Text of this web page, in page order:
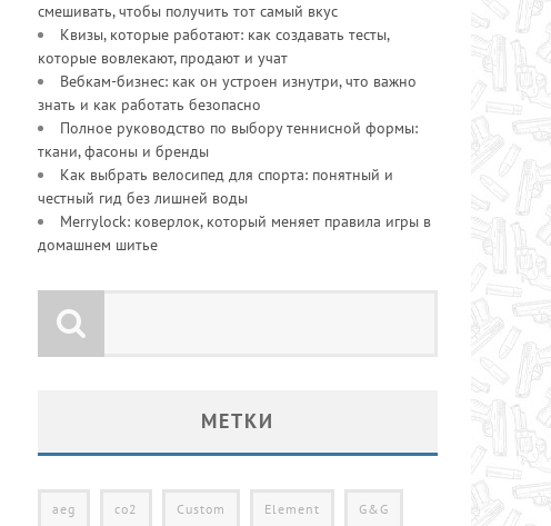
смешивать, чтобы получить тот самый вкус
Квизы, которые работают: как создавать тесты,
которые вовлекают, продают и учат
Вебкам-бизнес: как он устроен изнутри, что важно
знать и как работать безопасно
Полное руководство по выбору теннисной формы:
ткани, фасоны и бренды
Как выбрать велосипед для спорта: понятный и
честный гид без лишней воды
Merrylock: коверлок, который меняет правила игры в
домашнем шитье
МЕТКИ
aeg co2 Custom Element G&G